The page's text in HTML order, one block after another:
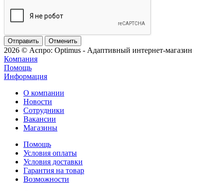
Отменить
2026 © Аспро: Optimus - Адаптивный интернет-магазин
Компания
Помощь
Информация
О компании
Новости
Сотрудники
Вакансии
Магазины
Помощь
Условия оплаты
Условия доставки
Гарантия на товар
Возможности